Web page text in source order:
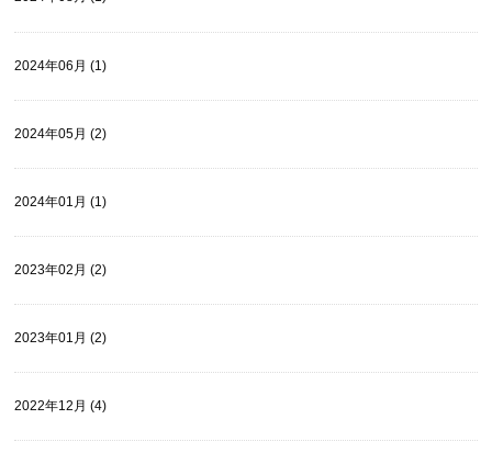
2024年06月 (1)
2024年05月 (2)
2024年01月 (1)
2023年02月 (2)
2023年01月 (2)
2022年12月 (4)